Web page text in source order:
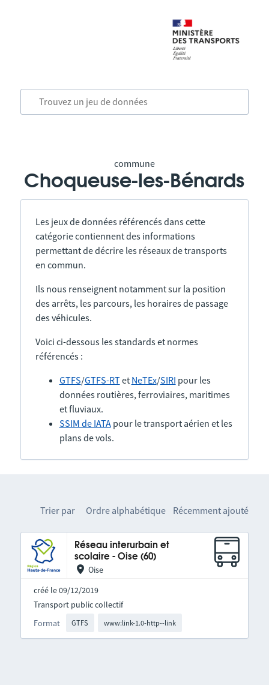
commune
Choqueuse-les-Bénards
Les jeux de données référencés dans cette
catégorie contiennent des informations
permettant de décrire les réseaux de transports
en commun.
Ils nous renseignent notamment sur la position
des arrêts, les parcours, les horaires de passage
des véhicules.
Voici ci-dessous les standards et normes
référencés :
GTFS/GTFS-RTet NeTEx/SIRI pour les
données routières, ferroviaires, maritimes
et fluviaux.
SSIM de IATApour le transport aérien et les
plans de vols.
Trier par Ordre alphabétique Récemment ajouté
Réseau interurbain et
scolaire - Oise (60)
Oise
créé le 09/12/2019
Format GTFS www:link-1.0-http--link
Transport public collectif